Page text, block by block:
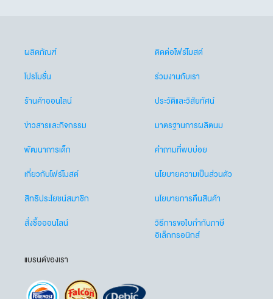
ผลิตภัณฑ์
โปรโมชั่น
ร้านค้าออนไลน์
ข่าวสารและกิจกรรม
พัฒนาการเด็ก
เกี่ยวกับโฟร์โมสต์
สิทธิประโยชน์สมาชิก
สั่งซื้อออนไลน์
ติดต่อโฟร์โมสต์
ร่วมงานกับเรา
ประวัติและวิสัยทัศน์
มาตรฐานการผลิตนม
คำถามที่พบบ่อย
นโยบายความเป็นส่วนตัว
นโยบายการคืนสินค้า
วิธีการขอใบกำกับภาษี
อิเล็กทรอนิกส์
แบรนด์ของเรา